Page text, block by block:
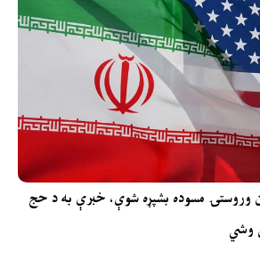
وروستۍ مسوده بشپړه شوې، خبرې به د حج
وشي